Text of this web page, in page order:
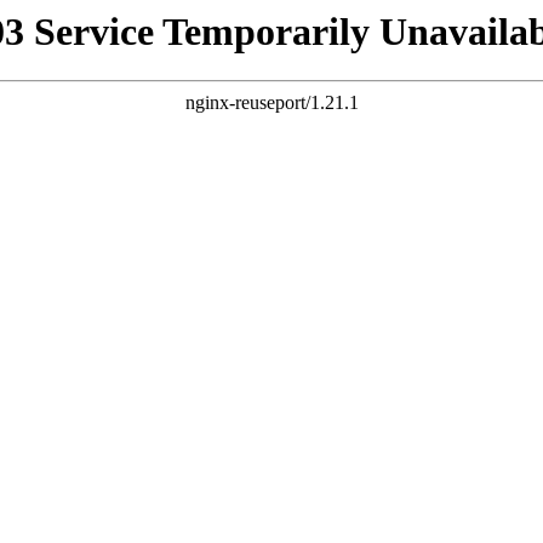
Service Temporarily
nginx-reuseport/1.21.1